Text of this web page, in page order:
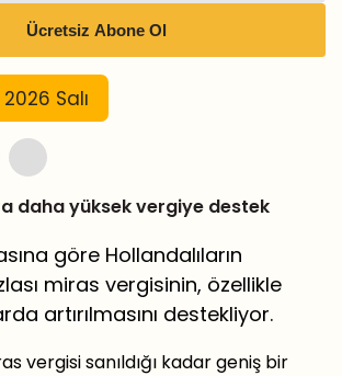
Salı
daha yüksek vergiye destek
göre Hollandalıların
miras vergisinin, özellikle
artırılmasını destekliyor.
vergisi sanıldığı kadar geniş bir